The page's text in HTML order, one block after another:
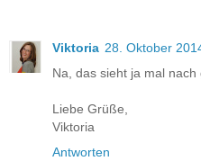
Viktoria 28. Oktober
Na, das sieht ja mal
Liebe Grüße,
Viktoria
Antworten